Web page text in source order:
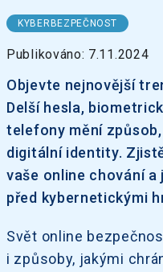
KYBERBEZPEČNOST
Publikováno: 7.11.2024
Objevte nejnovější
Delší hesla,
telefony mění
digitální identity.
vaše online chování
před kybernetickými
Svět online
i způsoby, jakými